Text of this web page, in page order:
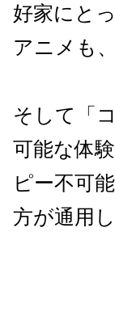
好家にと
アニメも
そして「
可能な体
ピー不可
方が通用し